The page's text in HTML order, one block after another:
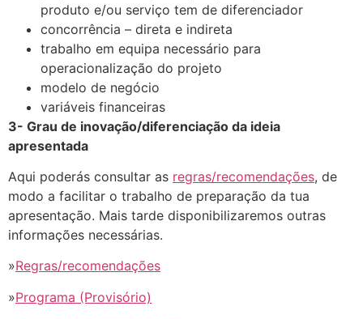
produto e/ou serviço tem de diferenciador
concorrência – direta e indireta
trabalho em equipa necessário para
operacionalização do projeto
modelo de negócio
variáveis financeiras
3- Grau de inovação/diferenciação da ideia
apresentada
Aqui poderás consultar as regras/recomendações, de
modo a facilitar o trabalho de preparação da tua
apresentação. Mais tarde disponibilizaremos outras
informações necessárias.
»Regras/recomendações
»Programa (Provisório)